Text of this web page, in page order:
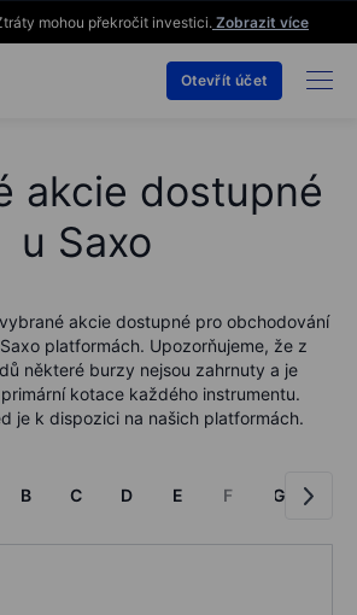
Otevřít účet
mohou překročit investici. Zobrazit více
akcie dostupné
u Saxo
akcie dostupné pro obchodování
platformách. Upozorňujeme, že z
některé burzy nejsou zahrnuty a je
kotace každého instrumentu.
je k dispozici na našich platformách.
B C D E F G